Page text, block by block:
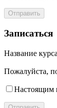
Отправить
Записаться
Название курса
Пожалуйста,
Настоящим